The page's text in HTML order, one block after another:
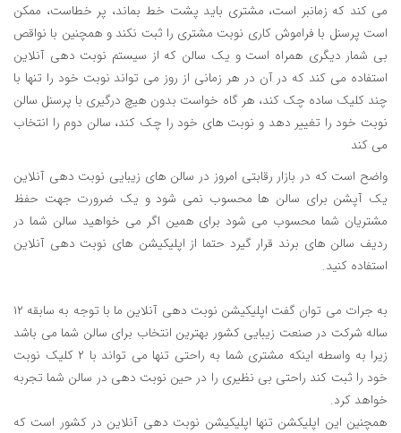
می کند که زمانبر است، مشتری باید پشت خط بماند، پر خطاست، ممکن
است پرسنل با فراموش کاری نوبت مشتری را ثبت نکند و همچنین با نواقص
بی شمار دیگری همراه است و یک سالن که از سیستم نوبت دهی آنلاین
استفاده می کند که در آن در هر زمانی از روز می تواند نوبت خود را تنها با
چند کلیک ساده چک کند، هر گاه خواست بدون هیچ درگیری با پرسنل سالن
نوبت خود را تغییر دهد و نوبت های خود را چک کند، سالن دوم را انتخاب
می کند
واضح است که در بازار رقابتی امروز در سالن های زیبایی نوبت دهی آنلاین
یک آپشن برای سالن ها محسوب نمی شود و یک ضرورت جهت حفظ
مشتریان شما محسوب می شود برای همین اگر می خواهید سالن شما در
ردیف سالن های برند قرار گیرد حتما از اپلیکیشن های نوبت دهی آنلاین
استفاده کنید.
به جرات می توان گفت اپلیکیشن نوبت دهی آنلاین ما با توجه به سابقه ۱۲
ساله شرکت در صنعت زیبایی کشور بهترین انتخاب برای سالن شما می باشد
زیرا به واسطه اینکه مشتری شما به راحتی تنها می تواند با ۲ کلیک نوبت
خود را ثبت کند راحتی بی نظیری را در حین نوبت دهی در سالن شما تجربه
خواهد کرد.
همچنین این اپلیکشن تنها اپلیکیشن نوبت دهی آنلاین در کشور است که